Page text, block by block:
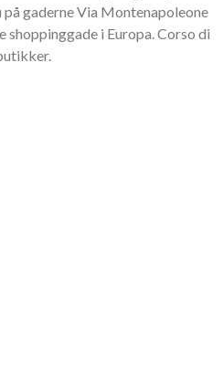
gaderne Via Montenapoleone
i Europa. Corso di